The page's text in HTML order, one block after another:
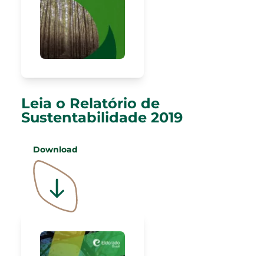
Leia o Relatório de
Sustentabilidade 2019
Download